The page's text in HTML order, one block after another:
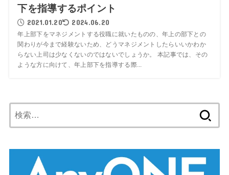
下を指導するポイント
2021.01.20 2024.06.20
年上部下をマネジメントする役職に就いたものの、年上の部下との
関わりが今まで経験ないため、どうマネジメントしたらいいかわか
らない上司は少なくないのではないでしょうか。 本記事では、その
ような方に向けて、年上部下を指導する際...
索: